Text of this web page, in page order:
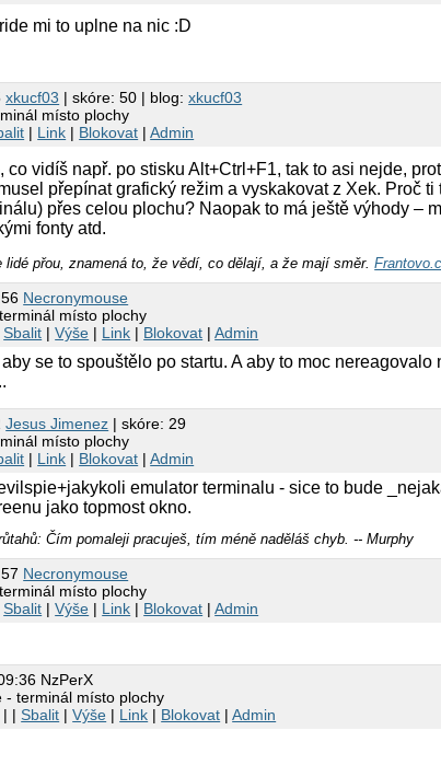
mi to uplne na nic :D
xkucf03 | skóre: 50 | blog:xkucf03
místo plochy
| Link | Blokovat |Admin
co vidíš např. po stisku Alt+Ctrl+F1, tak to asi nejde,
přepínat grafický režim a vyskakovat z Xek. Proč
přes celou plochu? Naopak to má ještě výhody –
fonty atd.
lidé přou, znamená to, že vědí, co dělají, a že mají směr.
Necronymouse
místo plochy
Sbalit |Výše | Link | Blokovat |Admin
se to spouštělo po startu. A aby to moc
Jesus Jimenez | skóre: 29
místo plochy
| Link | Blokovat |Admin
emulator terminalu - sice to bude
jako topmost okno.
Čím pomaleji pracuješ, tím méně naděláš chyb. -- Murphy
Necronymouse
místo plochy
Sbalit |Výše | Link | Blokovat |Admin
NzPerX
- terminál místo plochy
| |Sbalit |Výše | Link | Blokovat |Admin